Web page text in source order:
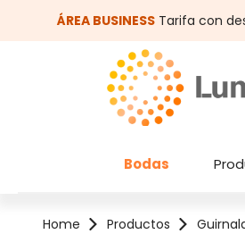
al contenido principal
Saltar a la búsqueda
ÁREA BUSINESS Tarifa con
Bodas
Home Productos